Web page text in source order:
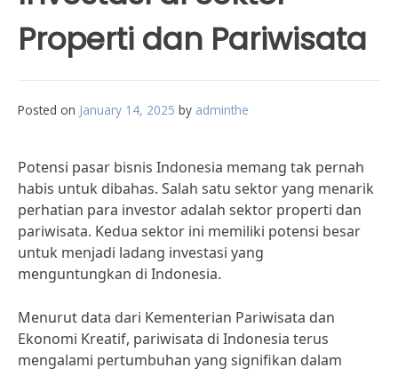
Properti dan Pariwisata
Posted on January 14, 2025 by adminthe
Potensi pasar bisnis Indonesia memang tak pernah
habis untuk dibahas. Salah satu sektor yang menarik
perhatian para investor adalah sektor properti dan
pariwisata. Kedua sektor ini memiliki potensi besar
untuk menjadi ladang investasi yang
menguntungkan di Indonesia.
Menurut data dari Kementerian Pariwisata dan
Ekonomi Kreatif, pariwisata di Indonesia terus
mengalami pertumbuhan yang signifikan dalam